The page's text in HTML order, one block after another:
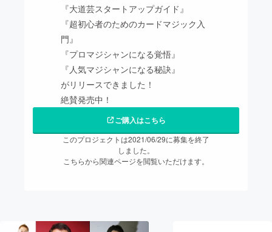
ビジネス・起業
まちづくり・地域活性化
CAMPFIRE for Social GoodCAMPFIRE Creation
CAMPFIREふるさと納税
『大道芸スタートアップガイド』
『超初心者のためのカードマジック入
門』
『プロマジシャンになる覚悟』
『人気マジシャンになる秘訣』
がリリースできました！
絶賛発売中！
ご購入はこちら
このプロジェクトは2021/06/29に募集を終了
しました。
こちらから関連ページを閲覧いただけます。